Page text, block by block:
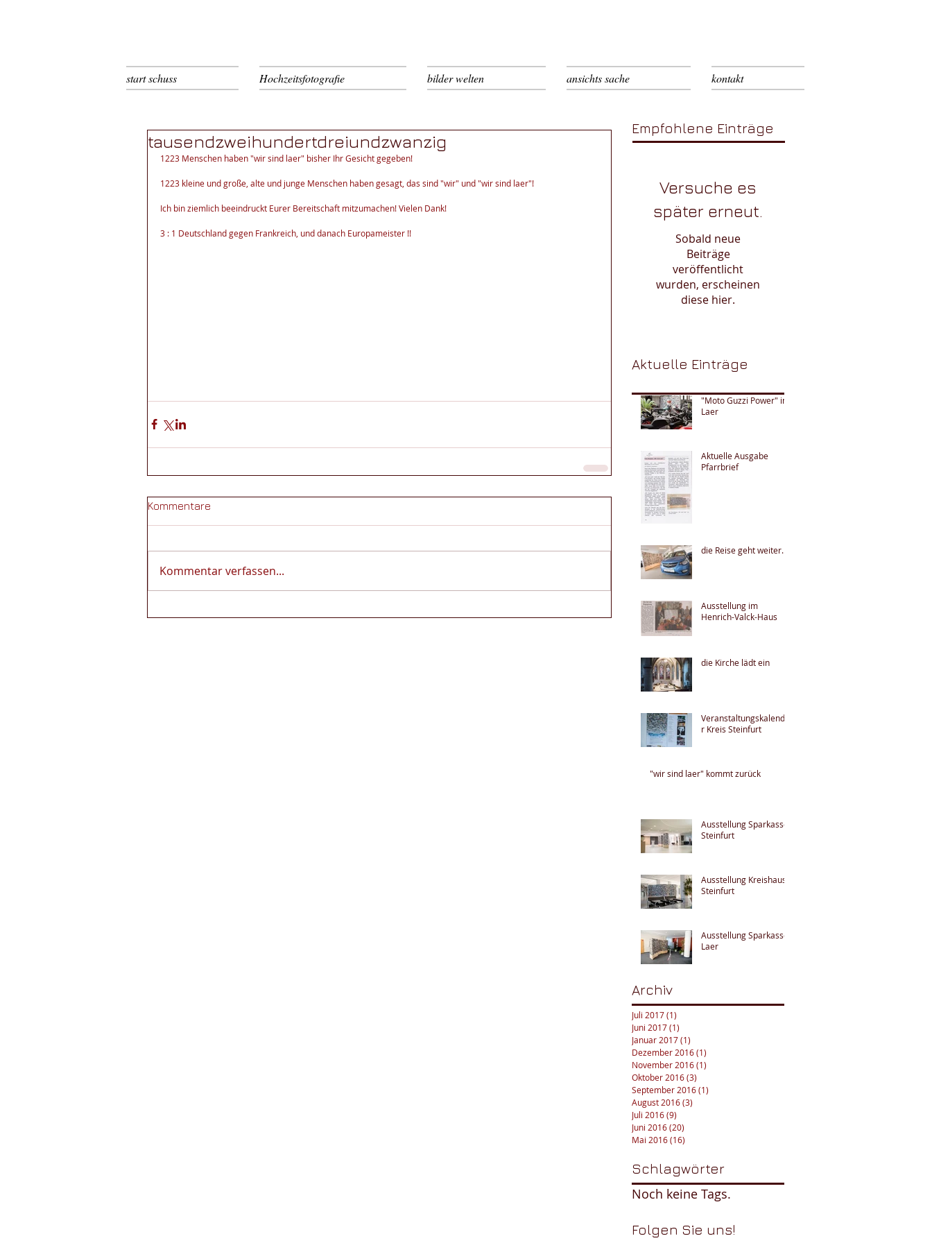
start schuss Hochzeitsfotografie bilder welten ansichts sache kontakt
tausendzweihundertdreiundzwanzig
1223 Menschen haben "wir sind laer" bisher Ihr Gesicht gegeben!
1223 kleine und große, alte und junge Menschen haben gesagt, das sind "wir" und "wir sind laer"!
Ich bin ziemlich beeindruckt Eurer Bereitschaft mitzumachen! Vielen Dank!
3 : 1 Deutschland gegen Frankreich, und danach Europameister !!
Kommentare
Kommentar verfassen...
Empfohlene Einträge
Versuche es
später erneut.
Sobald neue
Beiträge
veröffentlicht
wurden, erscheinen
diese hier.
Aktuelle Einträge
"Moto Guzzi Power" in
Laer
Aktuelle Ausgabe
Pfarrbrief
die Reise geht weiter.....
Ausstellung im
Henrich-Valck-Haus
die Kirche lädt ein
Veranstaltungskalende
r Kreis Steinfurt
"wir sind laer" kommt zurück
Ausstellung Sparkasse
Steinfurt
Ausstellung Kreishaus
Steinfurt
Ausstellung Sparkasse
Laer
Archiv
Juli 2017(1)
Juni 2017(1)
Januar 2017(1)
Dezember 2016(1)
November 2016(1)
Oktober 2016(3)
September 2016(1)
August 2016(3)
Juli 2016(9)
Juni 2016(20)
Mai 2016(16)
Schlagwörter
Noch keine Tags.
Folgen Sie uns!